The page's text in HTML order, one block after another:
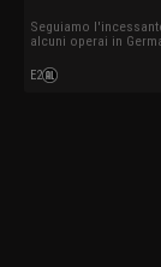
Seguiamo
alcuni operai in
E2